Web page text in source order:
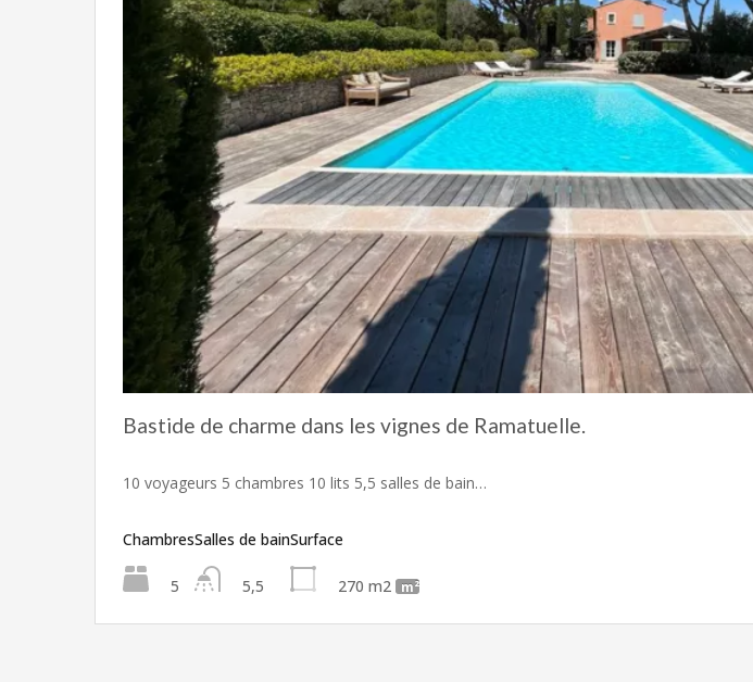
Bastide de charme dans les vignes de Ramatuelle.
10 voyageurs 5 chambres 10 lits 5,5 salles de bain…
Chambres
5
Salles de bain
5,5
Surface
270 m2 m²